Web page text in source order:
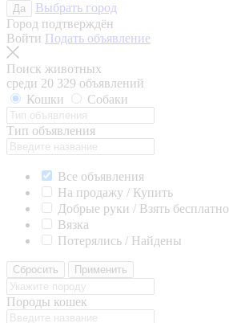
Да
Выбрать город
Город подтверждён
Войти Подать объявление
Поиск животных
среди 20 329 объявлений
Кошки
Собаки
Тип объявления
Все объявления
На продажу / Купить
Добрые руки / Взять бесплатно
Вязка
Потерялись / Найдены
Сбросить Применить
Породы кошек